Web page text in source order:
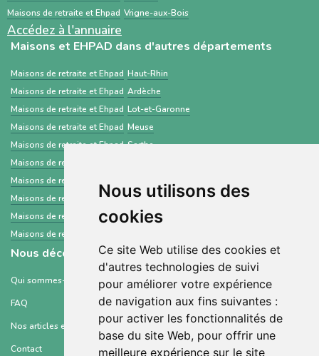
Nous utilisons des
cookies
Ce site Web utilise des cookies et
d'autres technologies de suivi
pour améliorer votre expérience
de navigation aux fins suivantes :
pour activer les fonctionnalités de
base du site Web, pour offrir une
meilleure expérience sur le site
Maisons de retraite et Ehpad Vrigne-aux-Bois
Accédez à l'annuaire
Maisons et EHPAD dans d'autres départements
Maisons de retraite et Ehpad Haut-Rhin
Maisons de retraite et Ehpad Ardèche
Maisons de retraite et Ehpad Lot-et-Garonne
Maisons de retraite et Ehpad Meuse
Maisons de retraite et Ehpad Sarthe
Maisons de retraite et Ehpad
Maisons de retraite et Ehpad
Maisons de retraite et Ehpad Guyane
Maisons de retraite et Ehpad Nord
Maisons de retraite et Ehpad
Nous découvrir
Qui sommes-nous ?
FAQ
Nos articles et ressources
Contact